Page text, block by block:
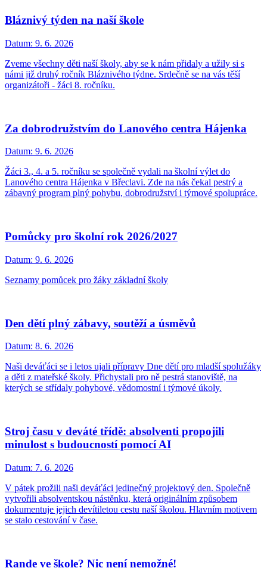
Bláznivý týden na naší škole
Datum: 9. 6. 2026
Zveme všechny děti naší školy, aby se k nám přidaly a užily si s
námi již druhý ročník Bláznivého týdne. Srdečně se na vás těší
organizátoři - žáci 8. ročníku.
Za dobrodružstvím do Lanového centra Hájenka
Datum: 9. 6. 2026
Žáci 3., 4. a 5. ročníku se společně vydali na školní výlet do
Lanového centra Hájenka v Břeclavi. Zde na nás čekal pestrý a
zábavný program plný pohybu, dobrodružství i týmové spolupráce.
Pomůcky pro školní rok 2026/2027
Datum: 9. 6. 2026
Seznamy pomůcek pro žáky základní školy
Den dětí plný zábavy, soutěží a úsměvů
Datum: 8. 6. 2026
Naši deváťáci se i letos ujali přípravy Dne dětí pro mladší spolužáky
a děti z mateřské školy. Přichystali pro ně pestrá stanoviště, na
kterých se střídaly pohybové, vědomostní i týmové úkoly.
Stroj času v deváté třídě: absolventi propojili
minulost s budoucností pomocí AI
Datum: 7. 6. 2026
V pátek prožili naši deváťáci jedinečný projektový den. Společně
vytvořili absolventskou nástěnku, která originálním způsobem
dokumentuje jejich devítiletou cestu naší školou. Hlavním motivem
se stalo cestování v čase.
Rande ve škole? Nic není nemožné!